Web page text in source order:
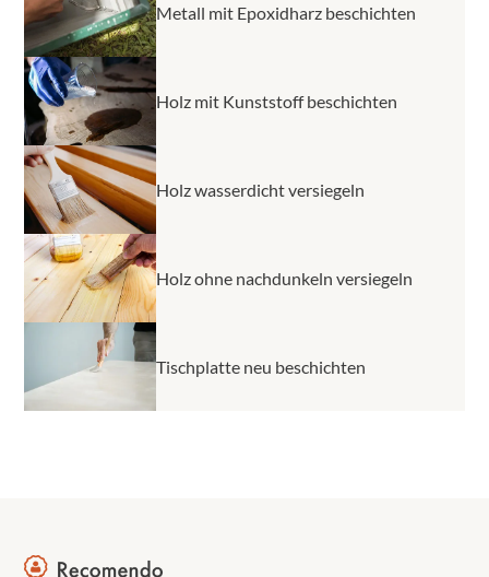
Metall mit Epoxidharz beschichten
Holz mit Kunststoff beschichten
Holz wasserdicht versiegeln
Holz ohne nachdunkeln versiegeln
Tischplatte neu beschichten